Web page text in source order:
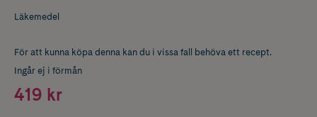
Läkemedel
För att kunna köpa denna kan du i vissa fall behöva ett recept.
Ingår ej i förmån
419 kr